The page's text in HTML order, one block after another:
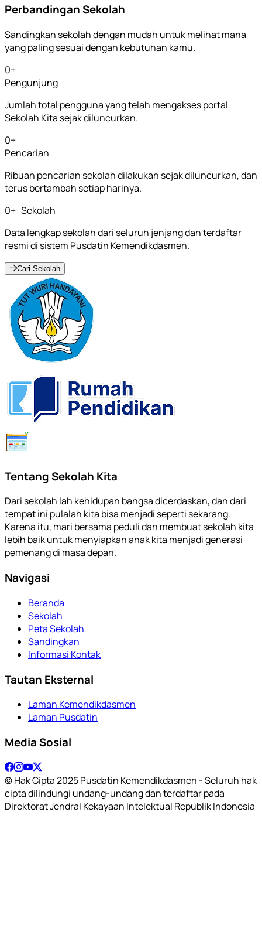
Perbandingan Sekolah
Sandingkan sekolah dengan mudah untuk melihat mana
yang paling sesuai dengan kebutuhan kamu.
0+
Pengunjung
Jumlah total pengguna yang telah mengakses portal
Sekolah Kita sejak diluncurkan.
0+
Pencarian
Ribuan pencarian sekolah dilakukan sejak diluncurkan, dan
terus bertambah setiap harinya.
0+ Sekolah
Data lengkap sekolah dari seluruh jenjang dan terdaftar
resmi di sistem Pusdatin Kemendikdasmen.
Cari Sekolah
Tentang Sekolah Kita
Dari sekolah lah kehidupan bangsa dicerdaskan, dan dari
tempat ini pulalah kita bisa menjadi seperti sekarang.
Karena itu, mari bersama peduli dan membuat sekolah kita
lebih baik untuk menyiapkan anak kita menjadi generasi
pemenang di masa depan.
Navigasi
Beranda
Sekolah
Peta Sekolah
Sandingkan
Informasi Kontak
Tautan Eksternal
Laman Kemendikdasmen
Laman Pusdatin
Media Sosial
© Hak Cipta 2025 Pusdatin Kemendikdasmen - Seluruh hak
cipta dilindungi undang-undang dan terdaftar pada
Direktorat Jendral Kekayaan Intelektual Republik Indonesia